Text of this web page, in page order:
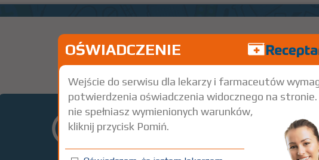
10 szt. Doustnie
OŚWIADCZENIE
Wejście do serwisu dla lekarzy i farmaceutów
potwierdzenia oświadczenia widocznego na stronie.
nie spełniasz wymienionych warunków,
kliknij przycisk Pomiń.